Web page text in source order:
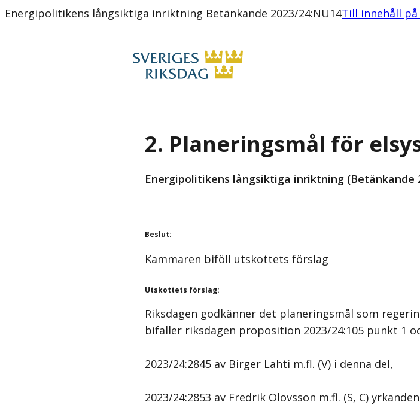
Energipolitikens långsiktiga inriktning Betänkande 2023/24:NU14Till innehåll på
2. Planeringsmål för
Energipolitikens långsiktiga inriktning (Betänkande
Beslut:
Kammaren biföll utskottets förslag
Utskottets förslag:
Riksdagen godkänner det planeringsmål som
bifaller riksdagen proposition 2023/24:105 punkt 1
2023/24:2845 av Birger Lahti m.fl. (V) i denna del,
2023/24:2853 av Fredrik Olovsson m.fl. (S, C)